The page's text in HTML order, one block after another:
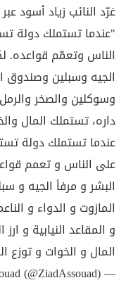
غرّد النائب زياد أسود
"عندما تستملك دولة
الناس وتعمّم قواعده.
الجيه وسبلين وصندوق
وسوكلين والصخر والرمل
داره، تستملك المال
عندما تستملك دولة
على الناس و تعمم
البشر و مرفأ الجيه و
المازوت و الدواء و
و المقاعد النيابية و
المال و الخوات و توزع
— ziad assouad (@ZiadAssouad)